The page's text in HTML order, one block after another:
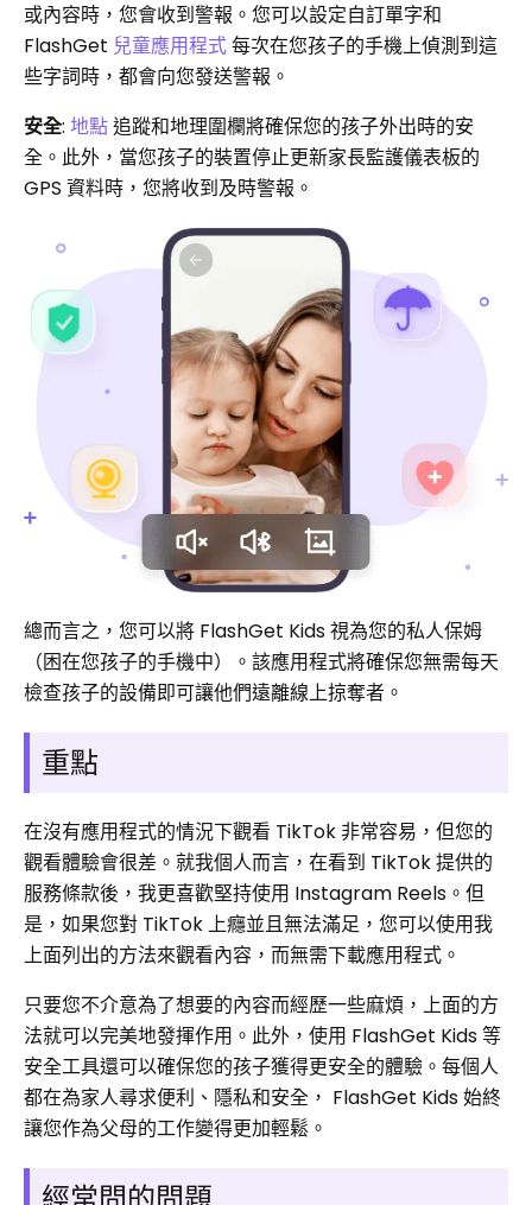
或內容時，您會收到警報。您可以設定自訂單字和
FlashGet 兒童應用程式每次在您孩子的手機上偵測到這
些字詞時，都會向您發送警報。
安全: 地點追蹤和地理圍欄將確保您的孩子外出時的安
全。此外，當您孩子的裝置停止更新家長監護儀表板的
GPS 資料時，您將收到及時警報。
總而言之，您可以將 FlashGet Kids 視為您的私人保姆
（困在您孩子的手機中）。該應用程式將確保您無需每天
檢查孩子的設備即可讓他們遠離線上掠奪者。
重點
在沒有應用程式的情況下觀看 ​​TikTok 非常容易，但您的
觀看體驗會很差。就我個人而言，在看到 TikTok 提供的
服務條款後，我更喜歡堅持使用 Instagram Reels。但
是，如果您對 TikTok 上癮並且無法滿足，您可以使用我
上面列出的方法來觀看內容，而無需下載應用程式。
只要您不介意為了想要的內容而經歷一些麻煩，上面的方
法就可以完美地發揮作用。此外，使用 FlashGet Kids 等
安全工具還可以確保您的孩子獲得更安全的體驗。每個人
都在為家人尋求便利、隱私和安全， FlashGet Kids 始終
讓您作為父母的工作變得更加輕鬆。